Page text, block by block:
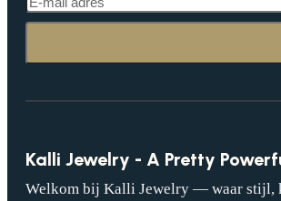
Kalli Jewelry - A Pretty
Welkom bij Kalli Jewelry — waar stijl,